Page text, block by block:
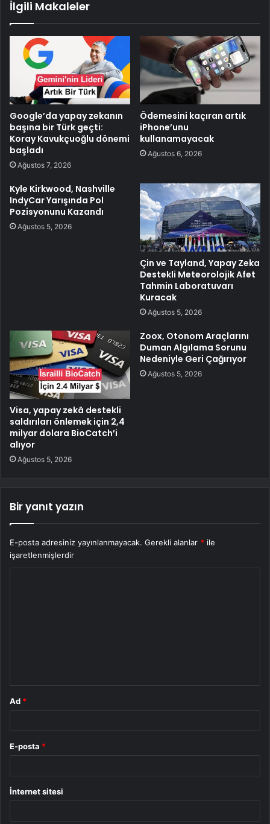
İlgili Makaleler
Google’da yapay zekanın
başına bir Türk geçti:
Koray Kavukçuoğlu dönemi
başladı
Ağustos 7, 2026
Ödemesini kaçıran artık
iPhone’unu
kullanamayacak
Ağustos 6, 2026
Kyle Kirkwood, Nashville
IndyCar Yarışında Pol
Pozisyonunu Kazandı
Ağustos 5, 2026
Çin ve Tayland, Yapay Zeka
Destekli Meteorolojik Afet
Tahmin Laboratuvarı
Kuracak
Ağustos 5, 2026
Visa, yapay zekâ destekli
saldırıları önlemek için 2,4
milyar dolara BioCatch’i
alıyor
Ağustos 5, 2026
Zoox, Otonom Araçlarını
Duman Algılama Sorunu
Nedeniyle Geri Çağırıyor
Ağustos 5, 2026
Bir yanıt yazın
E-posta adresiniz yayınlanmayacak. Gerekli alanlar * ile
işaretlenmişlerdir
Ad *
E-posta *
İnternet sitesi